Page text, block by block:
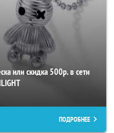
или скидка 500р. в сети
ПОДРОБНЕЕ